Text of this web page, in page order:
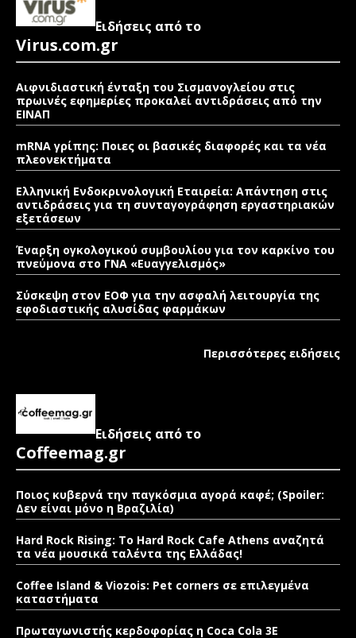
Ειδήσεις από το
Virus.com.gr
Αιφνιδιαστική ένταξη του Σισμανογλείου στις
πρωινές εφημερίες προκαλεί αντιδράσεις από την
ΕΙΝΑΠ
mRNA γρίπης: Ποιες οι βασικές διαφορές και τα νέα
πλεονεκτήματα
Ελληνική Ενδοκρινολογική Εταιρεία: Απάντηση στις
αντιδράσεις για τη συνταγογράφηση εργαστηριακών
εξετάσεων
Έναρξη ογκολογικού συμβουλίου για τον καρκίνο του
πνεύμονα στο ΓΝΑ «Ευαγγελισμός»
Σύσκεψη στον ΕΟΦ για την ασφαλή λειτουργία της
εφοδιαστικής αλυσίδας φαρμάκων
Περισσότερες ειδήσεις
Ειδήσεις από το
Coffeemag.gr
Ποιος κυβερνά την παγκόσμια αγορά καφέ; (Spoiler:
Δεν είναι μόνο η Βραζιλία)
Hard Rock Rising: Το Hard Rock Cafe Athens αναζητά
τα νέα μουσικά ταλέντα της Ελλάδας!
Coffee Island & Viozois: Pet corners σε επιλεγμένα
καταστήματα
Πρωταγωνιστής κερδοφορίας η Coca Cola 3E